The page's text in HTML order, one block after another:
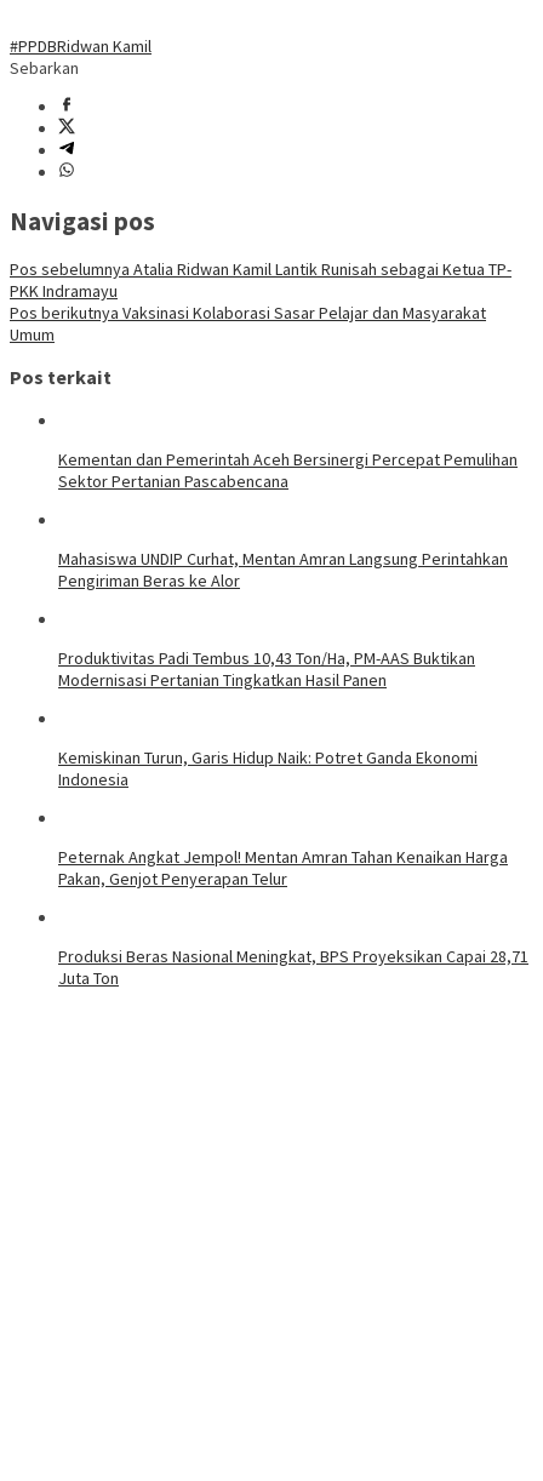
#PPDBRidwan Kamil
Sebarkan
Navigasi pos
Pos sebelumnya Atalia Ridwan Kamil Lantik Runisah sebagai Ketua TP-
PKK Indramayu
Pos berikutnya Vaksinasi Kolaborasi Sasar Pelajar dan Masyarakat
Umum
Pos terkait
Kementan dan Pemerintah Aceh Bersinergi Percepat Pemulihan
Sektor Pertanian Pascabencana
Mahasiswa UNDIP Curhat, Mentan Amran Langsung Perintahkan
Pengiriman Beras ke Alor
Produktivitas Padi Tembus 10,43 Ton/Ha, PM-AAS Buktikan
Modernisasi Pertanian Tingkatkan Hasil Panen
Kemiskinan Turun, Garis Hidup Naik: Potret Ganda Ekonomi
Indonesia
Peternak Angkat Jempol! Mentan Amran Tahan Kenaikan Harga
Pakan, Genjot Penyerapan Telur
Produksi Beras Nasional Meningkat, BPS Proyeksikan Capai 28,71
Juta Ton